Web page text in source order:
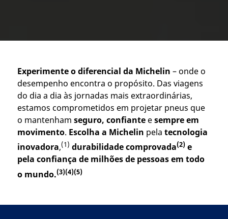
Experimente o diferencial da Michelin – onde o
desempenho encontra o propósito. Das viagens
do dia a dia às jornadas mais extraordinárias,
estamos comprometidos em projetar pneus que
o mantenham seguro, confianteesempre em
movimento. Escolha a Michelin pela tecnologia
inovadora,(1) durabilidade comprovada(2)e
pela confiança de milhões de pessoas em todo
o mundo.(3)(4)(5)